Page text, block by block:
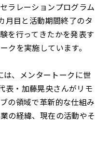
ラレーションプログラム
月目と活動期間終了のタ
を行ってきたかを発表す
クを実施しています。
、メンタートークに世
表・加藤晃央さんがリモ
の領域で革新的な仕組み
の経緯、現在の活動やそ